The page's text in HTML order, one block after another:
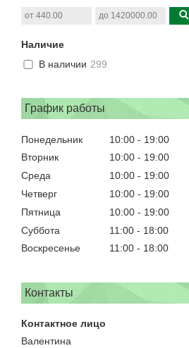
Наличие
В наличии 299
График работы
Понедельник 10:00
19:00
Вторник
10:00
19:00
Среда
10:00
19:00
Четверг
10:00
19:00
Пятница
10:00
19:00
Суббота
11:00
18:00
Воскресенье
11:00 18:00
Контакты
Валентина